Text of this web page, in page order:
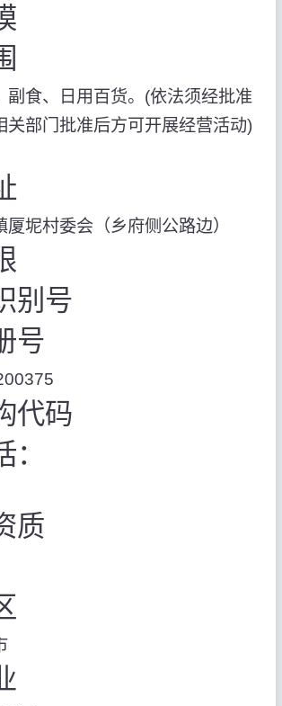
副食、日用百货。(依法须经批准
关部门批准后方可开展经营活动)
厦坭村委会（乡府侧公路边）
别号
号
代码
质